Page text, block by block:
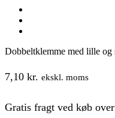
Dobbeltklemme med lille og
7,10 kr. ekskl. moms
Gratis fragt ved køb